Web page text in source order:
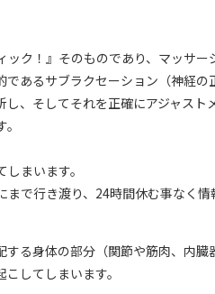
ク！』そのものであり、マッサ
あるサブラクセーション（神経の
、そしてそれを正確にアジャスト
まいます。
で行き渡り、24時間休む事なく
る身体の部分（関節や筋肉、内臓
してしまいます。